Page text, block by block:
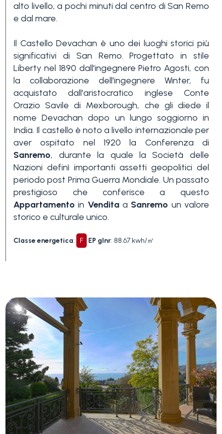
alto livello, a pochi minuti dal centro di San Remo
e dal mare.
Il Castello Devachan è uno dei luoghi storici più
significativi di San Remo. Progettato in stile
Liberty nel 1890 dall'ingegnere Pietro Agosti, con
la collaborazione dell'ingegnere Winter, fu
acquistato dall'aristocratico inglese Conte
Orazio Savile di Mexborough, che gli diede il
nome Devachan dopo un lungo soggiorno in
India. Il castello è noto a livello internazionale per
aver ospitato nel 1920 la Conferenza di
Sanremo, durante la quale la Società delle
Nazioni definì importanti assetti geopolitici del
periodo post Prima Guerra Mondiale. Un passato
prestigioso che conferisce a questo
Appartamento in Venditaa Sanremo un valore
storico e culturale unico.
Classe energetica: F EP glnr: 88.67 kwh/㎡